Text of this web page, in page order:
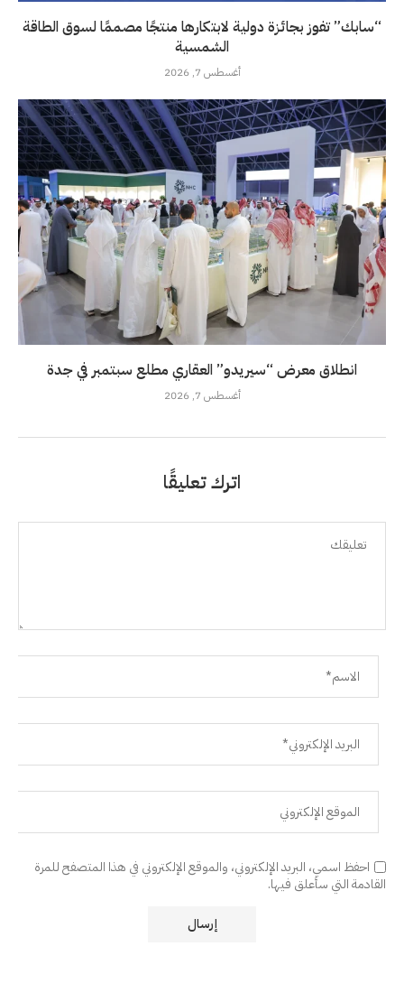
“سابك” تفوز بجائزة دولية لابتكارها منتجًا مصممًا لسوق الطاقة
الشمسية
أغسطس 7, 2026
انطلاق معرض “سيريدو” العقاري مطلع سبتمبر في جدة
أغسطس 7, 2026
اترك تعليقًا
احفظ اسمي، البريد الإلكتروني، والموقع الإلكتروني في هذا المتصفح للمرة
القادمة التي سأعلق فيها.